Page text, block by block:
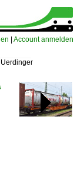
Account anmelden
Uerdinger